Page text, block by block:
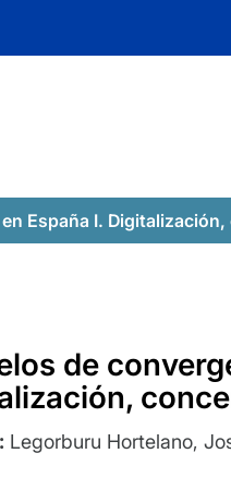
España I.
de
Legorburu Hortelano,